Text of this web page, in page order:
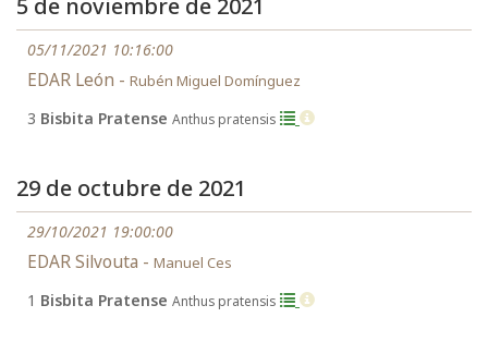
5 de noviembre de 2021
05/11/2021 10:16:00
EDAR León - Rubén Miguel Domínguez
3 Bisbita Pratense Anthus pratensis
29 de octubre de 2021
29/10/2021 19:00:00
EDAR Silvouta - Manuel Ces
1 Bisbita Pratense Anthus pratensis